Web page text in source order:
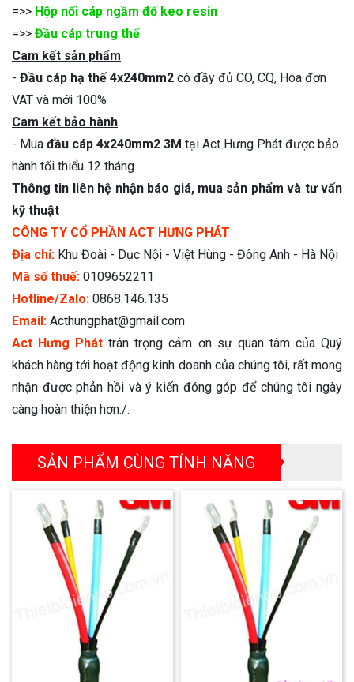
=>> Hộp nối cáp ngầm đổ keo resin
=>> Đầu cáp trung thế
Cam kết sản phẩm
- Đầu cáp hạ thế 4x240mm2 có đầy đủ CO, CQ, Hóa đơn
VAT và mới 100%
Cam kết bảo hành
- Mua đầu cáp 4x240mm2 3M tại Act Hưng Phát được bảo
hành tối thiểu 12 tháng.
Thông tin liên hệ nhận báo giá, mua sản phẩm và tư vấn
kỹ thuật
CÔNG TY CỔ PHẦN ACT HƯNG PHÁT
Địa chỉ: Khu Đoài - Dục Nội - Việt Hùng - Đông Anh - Hà Nội
Mã số thuế: 0109652211
Hotline/Zalo: 0868.146.135
Email: Acthungphat@gmail.com
Act Hưng Phát trân trọng cảm ơn sự quan tâm của Quý
khách hàng tới hoạt động kinh doanh của chúng tôi, rất mong
nhận được phản hồi và ý kiến đóng góp để chúng tôi ngày
càng hoàn thiện hơn./.
SẢN PHẨM CÙNG TÍNH NĂNG